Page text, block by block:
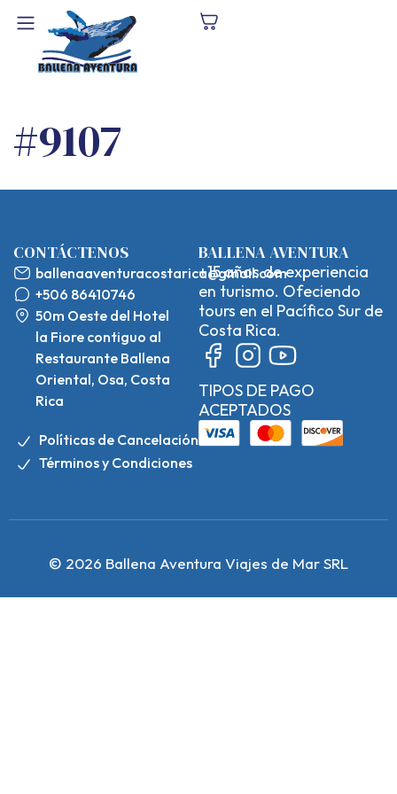
#9107
CONTÁCTENOS
ballenaaventuracostarica@gmail.com
+506 86410746
50m Oeste del Hotel
la Fiore contiguo al
Restaurante Ballena
Oriental, Osa, Costa
Rica
Políticas de Cancelación
Términos y Condiciones
BALLENA AVENTURA
+15 años de experiencia
en turismo. Ofeciendo
tours en el Pacífico Sur de
Costa Rica.
TIPOS DE PAGO
ACEPTADOS
© 2026 Ballena Aventura Viajes de Mar SRL